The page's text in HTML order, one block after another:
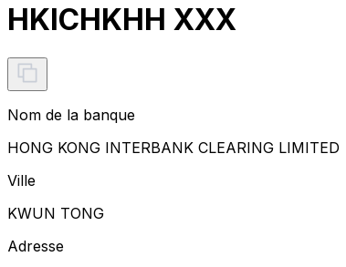
HKICHKHH XXX
Nom de la banque
HONG KONG INTERBANK CLEARING LIMITED
Ville
KWUN TONG
Adresse